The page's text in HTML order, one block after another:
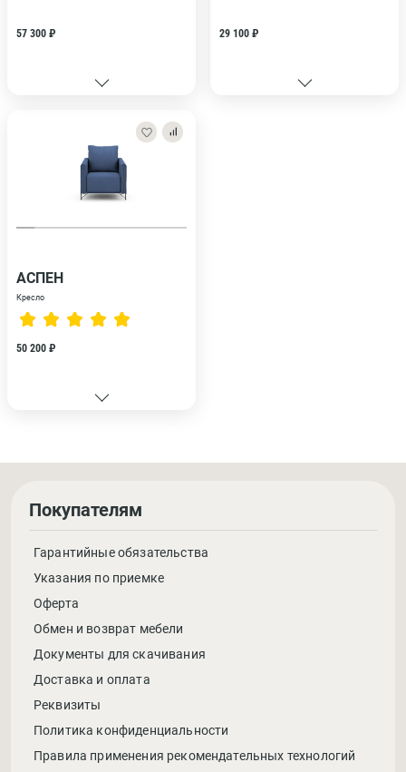
57 300 ₽ 29 100 ₽
АСПЕН
Кресло
50 200 ₽
Покупателям
Гарантийные обязательства
Указания по приемке
Оферта
Обмен и возврат мебели
Документы для скачивания
Доставка и оплата
Реквизиты
Политика конфиденциальности
Правила применения рекомендательных технологий